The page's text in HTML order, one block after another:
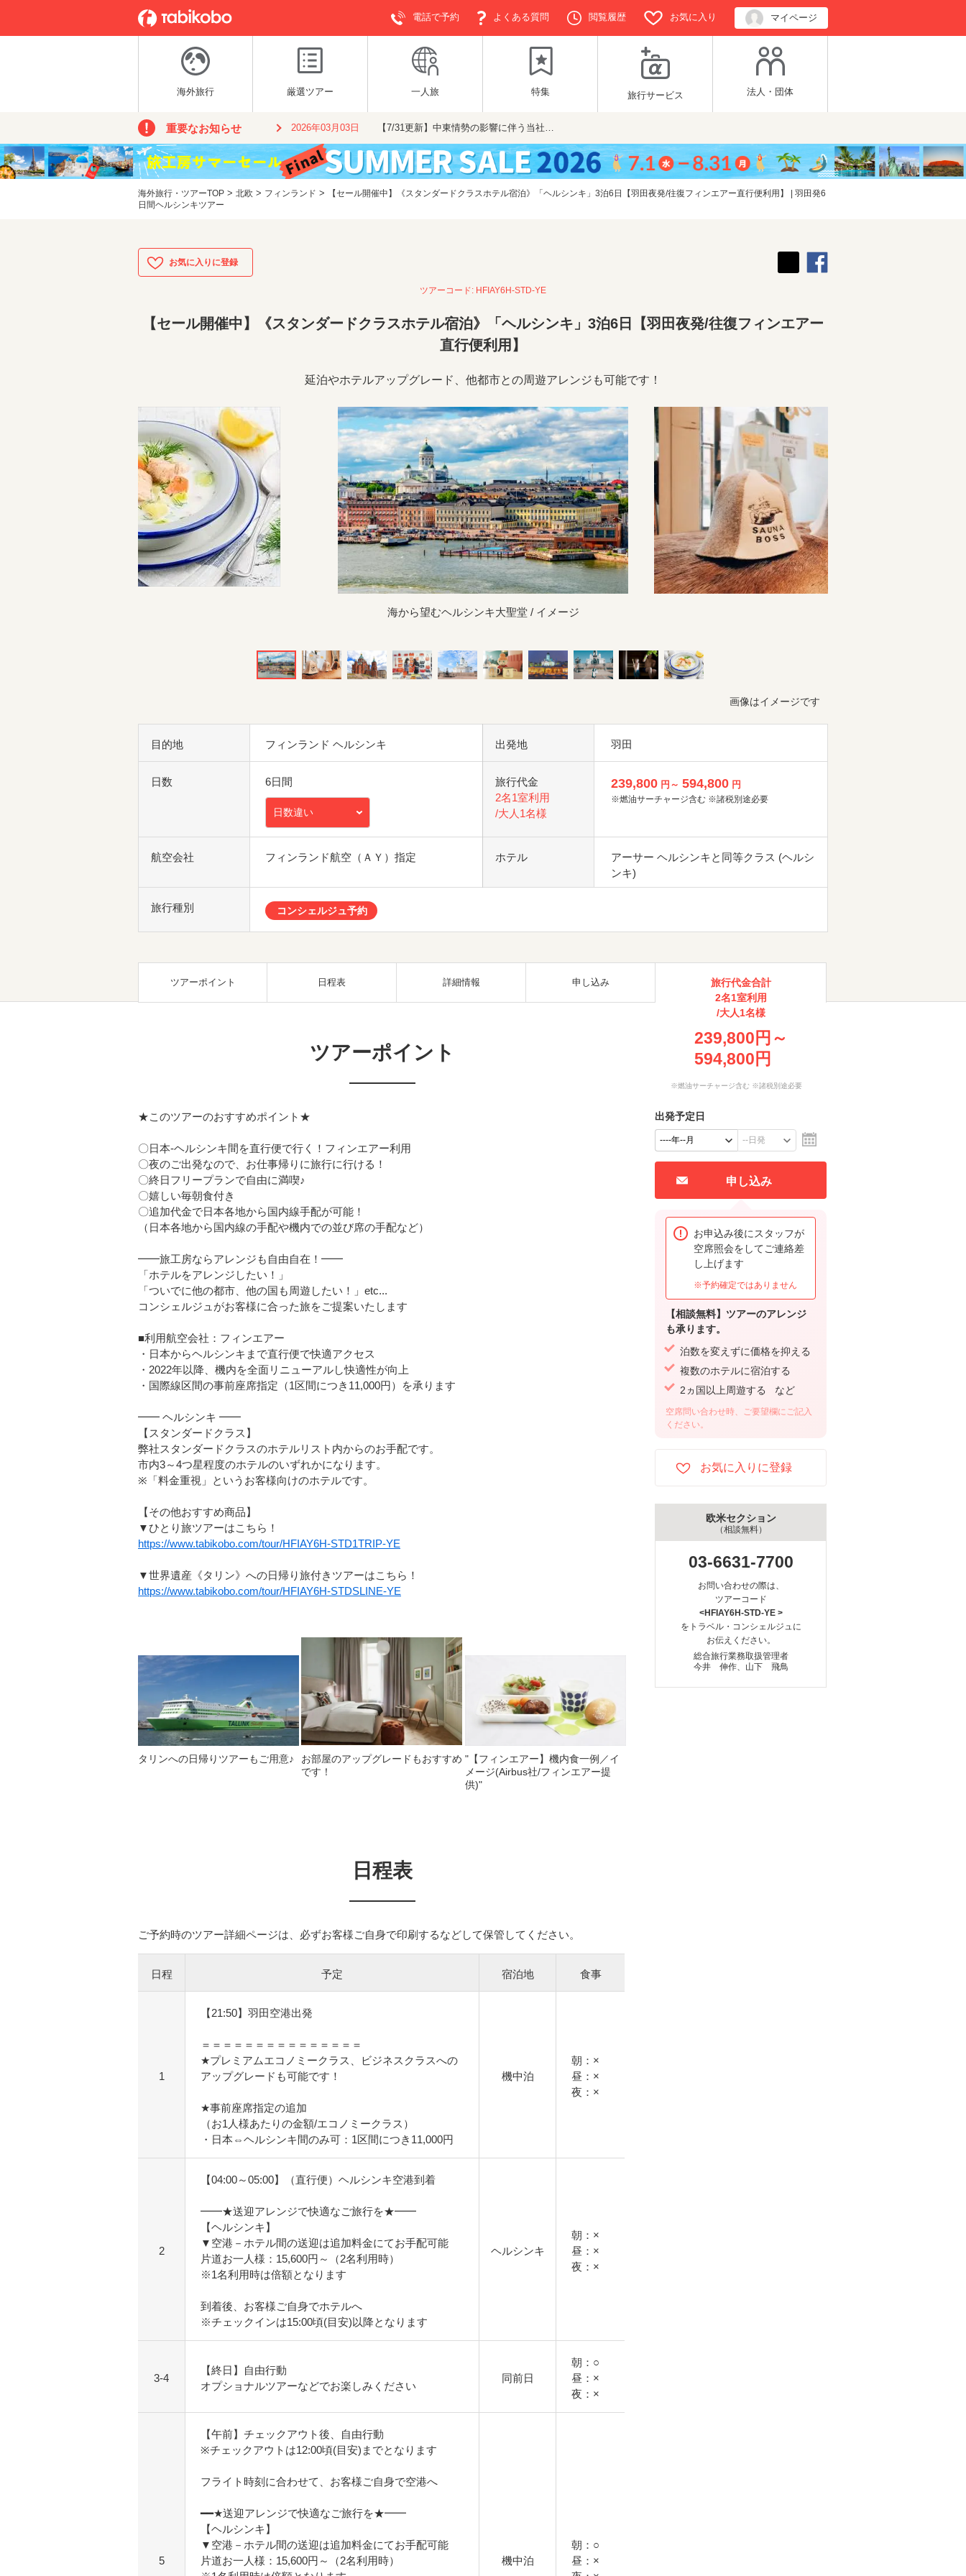
電話で予約 よくある質問 閲覧履歴 お気に入り マイページ
海外旅行 厳選ツアー 一人旅 特集 旅行サービス 法人・団体
重要なお知らせ 2026年03月03日 【7/31更新】中東情勢の影響に伴う当社…
海外旅行・ツアーTOP > 北欧 > フィンランド >
【セール開催中】《スタンダードクラスホテル宿泊》「ヘルシンキ」3泊6日【羽田夜発/往復フィンエアー直行便利用】 | 羽田発6
日間ヘルシンキツアー
ツアーコード: HFIAY6H-STD-YE
【セール開催中】《スタンダードクラスホテル宿泊》「ヘルシンキ」3泊6日【羽田夜発/往復フィンエアー
直行便利用】
延泊やホテルアップグレード、他都市との周遊アレンジも可能です！
海から望むヘルシンキ大聖堂 / イメージ
画像はイメージです
目的地 フィンランド ヘルシンキ 出発地 羽田
日数 6日間
日数違い
旅行代金
2名1室利用
/大人1名様
239,800 円～ 594,800 円
※燃油サーチャージ含む ※諸税別途必要
航空会社 フィンランド航空（ＡＹ）指定 ホテル
アーサー ヘルシンキと同等クラス (ヘルシ
ンキ)
旅行種別 コンシェルジュ予約
ツアーポイント 日程表 詳細情報 申し込み
ツアーポイント
★このツアーのおすすめポイント★
〇日本-ヘルシンキ間を直行便で行く！フィンエアー利用
〇夜のご出発なので、お仕事帰りに旅行に行ける！
〇終日フリープランで自由に満喫♪
〇嬉しい毎朝食付き
〇追加代金で日本各地から国内線手配が可能！
（日本各地から国内線の手配や機内での並び席の手配など）
━━旅工房ならアレンジも自由自在！━━
「ホテルをアレンジしたい！」
「ついでに他の都市、他の国も周遊したい！」etc...
コンシェルジュがお客様に合った旅をご提案いたします
■利用航空会社：フィンエアー
・日本からヘルシンキまで直行便で快適アクセス
・2022年以降、機内を全面リニューアルし快適性が向上
・国際線区間の事前座席指定（1区間につき11,000円）を承ります
━━ ヘルシンキ ━━
【スタンダードクラス】
弊社スタンダードクラスのホテルリスト内からのお手配です。
市内3～4つ星程度のホテルのいずれかになります。
※「料金重視」というお客様向けのホテルです。
【その他おすすめ商品】
▼ひとり旅ツアーはこちら！
https://www.tabikobo.com/tour/HFIAY6H-STD1TRIP-YE
▼世界遺産《タリン》への日帰り旅付きツアーはこちら！
https://www.tabikobo.com/tour/HFIAY6H-STDSLINE-YE
タリンへの日帰りツアーもご用意♪
お部屋のアップグレードもおすすめ
です！
"【フィンエアー】機内食一例／イ
メージ(Airbus社/フィンエアー提
供)"
日程表
ご予約時のツアー詳細ページは、必ずお客様ご自身で印刷するなどして保管してください。
日程 予定 宿泊地 食事
1
【21:50】羽田空港出発
＝＝＝＝＝＝＝＝＝＝＝＝＝＝＝
★プレミアムエコノミークラス、ビジネスクラスへの
アップグレードも可能です！
★事前座席指定の追加
（お1人様あたりの金額/エコノミークラス）
・日本⇔ヘルシンキ間のみ可：1区間につき11,000円
機中泊
朝：×
昼：×
夜：×
2
【04:00～05:00】（直行便）ヘルシンキ空港到着
━━★送迎アレンジで快適なご旅行を★━━
【ヘルシンキ】
▼空港－ホテル間の送迎は追加料金にてお手配可能
片道お一人様：15,600円～（2名利用時）
※1名利用時は倍額となります
到着後、お客様ご自身でホテルへ
※チェックインは15:00頃(目安)以降となります
ヘルシンキ
朝：×
昼：×
夜：×
3-4
【終日】自由行動
オプショナルツアーなどでお楽しみください
同前日
朝：○
昼：×
夜：×
5
【午前】チェックアウト後、自由行動
※チェックアウトは12:00頃(目安)までとなります
フライト時刻に合わせて、お客様ご自身で空港へ
━━★送迎アレンジで快適なご旅行を★━━
【ヘルシンキ】
▼空港－ホテル間の送迎は追加料金にてお手配可能
片道お一人様：15,600円～（2名利用時）
機中泊
朝：○
昼：×
旅行代金合計
2名1室利用
/大人1名様
239,800円～
594,800円
※燃油サーチャージ含む ※諸税別途必要
出発予定日
申し込み
お申込み後にスタッフが
空席照会をしてご連絡差
し上げます
※予約確定ではありません
【相談無料】ツアーのアレンジ
も承ります。
泊数を変えずに価格を抑える
複数のホテルに宿泊する
2ヵ国以上周遊する など
空席問い合わせ時、ご要望欄にご記入
ください。
欧米セクション
（相談無料）
03-6631-7700
お問い合わせの際は、
ツアーコード
<HFIAY6H-STD-YE >
をトラベル・コンシェルジュに
お伝えください。
総合旅行業務取扱管理者
今井 伸作、山下 飛鳥